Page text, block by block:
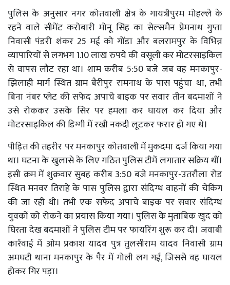
पुलिस के अनुसार नगर कोतवाली क्षेत्र के गायत्रीपुरम मोहल्ले के
रहने वाले सीमेंट करोबारी मोनू सिंह का सेल्समैन प्रेमनाथ गुप्ता
निवासी पंडरी शंकर 25 मई को गोंडा और बलरामपुर के विभिन्न
व्यापारियों से लगभग 1.10 लाख रुपये की वसूली कर मोटरसाइकिल
से वापस लौट रहा था। शाम करीब 5:50 बजे जब वह मनकापुर-
झिलाही मार्ग स्थित ग्राम बैरीपुर रामनाथ के पास पहुंचा था, तभी
बिना नंबर प्लेट की सफेद अपाचे बाइक पर सवार तीन बदमाशों ने
उसे रोककर उसके सिर पर हमला कर घायल कर दिया और
मोटरसाइकिल की डिग्गी में रखी नकदी लूटकर फरार हो गए थे।
पीड़ित की तहरीर पर मनकापुर कोतवाली में मुकदमा दर्ज किया गया
था। घटना के खुलासे के लिए गठित पुलिस टीमें लगातार सक्रिय थीं।
इसी क्रम में शुक्रवार सुबह करीब 3:50 बजे मनकापुर-उतरौला रोड
स्थित मनवर तिराहे के पास पुलिस द्वारा संदिग्ध वाहनों की चेकिंग
की जा रही थी। तभी एक सफेद अपाचे बाइक पर सवार संदिग्ध
युवकों को रोकने का प्रयास किया गया। पुलिस के मुताबिक खुद को
घिरता देख बदमाशों ने पुलिस टीम पर फायरिंग शुरू कर दी। जवाबी
कार्रवाई में ओम प्रकाश यादव पुत्र तुलसीराम यादव निवासी ग्राम
अमघटी थाना मनकापुर के पैर में गोली लग गई, जिससे वह घायल
होकर गिर पड़ा।